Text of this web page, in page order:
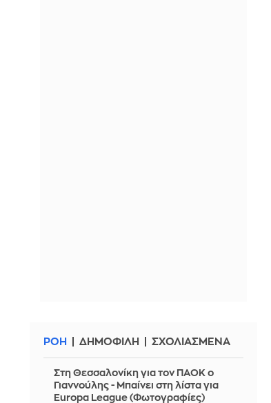
ΡΟΗ ΔΗΜΟΦΙΛΗ ΣΧΟΛΙΑΣΜΕΝΑ
Στη Θεσσαλονίκη για τον ΠΑΟΚ ο
Γιαννούλης - Μπαίνει στη λίστα για
Europa League (Φωτογραφίες)